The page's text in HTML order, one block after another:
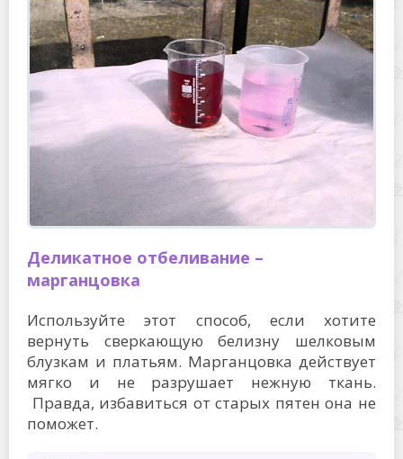
Деликатное отбеливание –
марганцовка
Используйте этот способ, если хотите
вернуть сверкающую белизну шелковым
блузкам и платьям. Марганцовка действует
мягко и не разрушает нежную ткань.
Правда, избавиться от старых пятен она не
поможет.